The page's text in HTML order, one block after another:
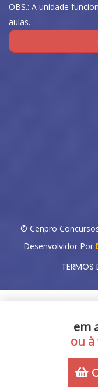
em
ou à
OBS.: A unidade
aulas.
© Cenpro
Desenvolvidor Por
TERMOS